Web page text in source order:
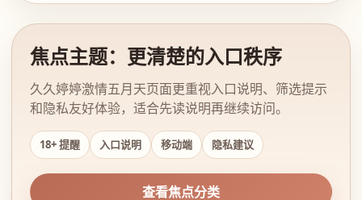
焦点主题：更清楚的入口秩序
久久婷婷激情五月天页面更重视入口说明、筛选提示
和隐私友好体验，适合先读说明再继续访问。
18+ 提醒 入口说明 移动端 隐私建议
查看焦点分类